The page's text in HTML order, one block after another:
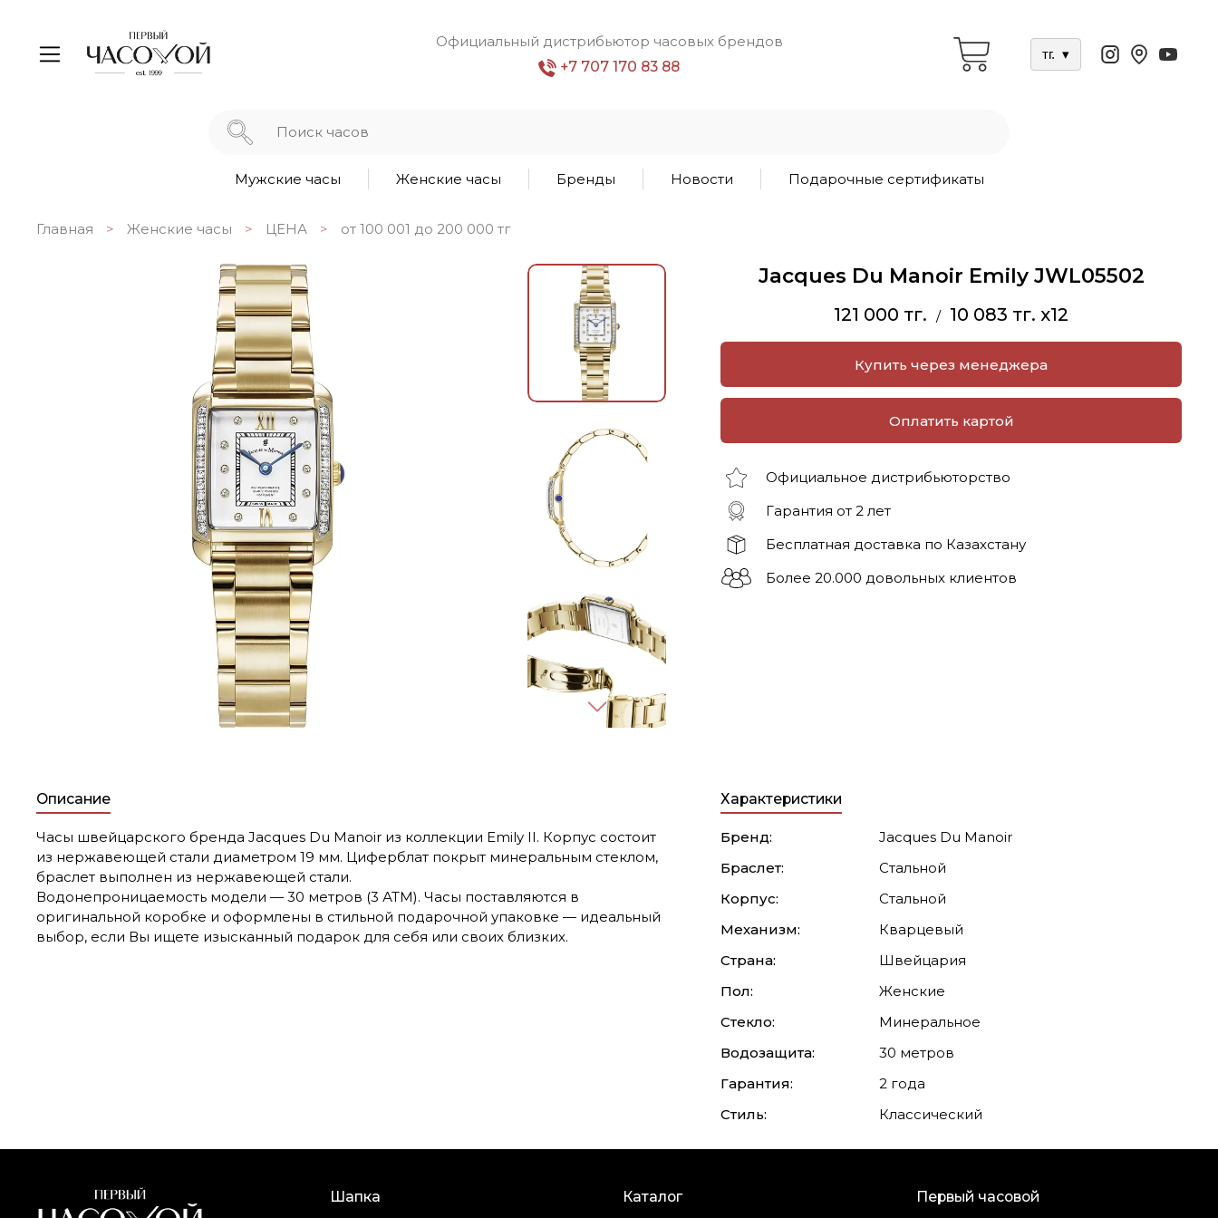
Официальный дистрибьютор часовых брендов
+7 707 170 83 88
тг. ▾
Мужские часы Женские часы Бренды Новости Подарочные сертификаты
Главная Женские часы ЦЕНА от 100 001 до 200 000 тг
Jacques Du Manoir Emily JWL05502
121 000 тг. / 10 083 тг. x12
Купить через менеджера
Оплатить картой
Официальное дистрибьюторство
Гарантия от 2 лет
Бесплатная доставка по Казахстану
Более 20.000 довольных клиентов
Описание
Часы швейцарского бренда Jacques Du Manoir из коллекции Emily II. Корпус состоит
из нержавеющей стали диаметром 19 мм. Циферблат покрыт минеральным стеклом,
браслет выполнен из нержавеющей стали.
Водонепроницаемость модели — 30 метров (3 АТМ). Часы поставляются в
оригинальной коробке и оформлены в стильной подарочной упаковке — идеальный
выбор, если Вы ищете изысканный подарок для себя или своих близких.
Характеристики
Бренд:
Jacques Du Manoir
Браслет:
Стальной
Корпус:
Стальной
Механизм:
Кварцевый
Страна:
Швейцария
Пол:
Женские
Стекло:
Минеральное
Водозащита:
30 метров
Гарантия:
2 года
Стиль:
Классический
Шапка Каталог Первый часовой